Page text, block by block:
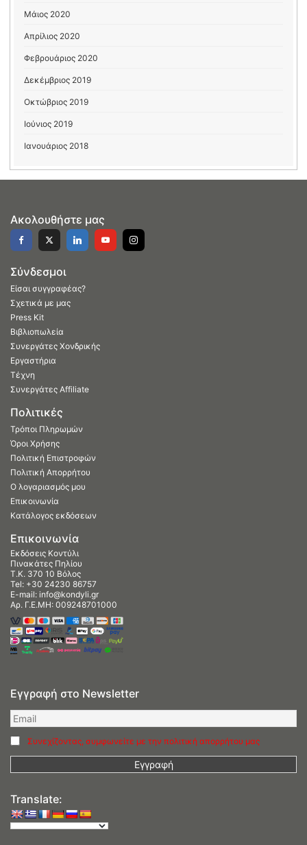
Μάιος 2020
Απρίλιος 2020
Φεβρουάριος 2020
Δεκέμβριος 2019
Οκτώβριος 2019
Ιούνιος 2019
Ιανουάριος 2018
Ακολουθήστε μας
Σύνδεσμοι
Είσαι συγγραφέας?
Σχετικά με μας
Press Kit
Βιβλιοπωλεία
Συνεργάτες Χονδρικής
Εργαστήρια
Τέχνη
Συνεργάτες Affiliate
Πολιτικές
Τρόποι Πληρωμών
Όροι Χρήσης
Πολιτική Επιστροφών
Πολιτική Απορρήτου
Ο λογαριασμός μου
Επικοινωνία
Κατάλογος εκδόσεων
Επικοινωνία
Εκδόσεις Κοντύλι
Πινακάτες Πηλίου
Τ.Κ. 370 10 Βόλος
Tel: +30 24230 86757
E-mail: info@kondyli.gr
Αρ. Γ.Ε.ΜΗ: 009248701000
Εγγραφή στο Newsletter
Συνεχίζοντας, συμφωνείτε με την πολιτική απορρήτου μας
Translate: